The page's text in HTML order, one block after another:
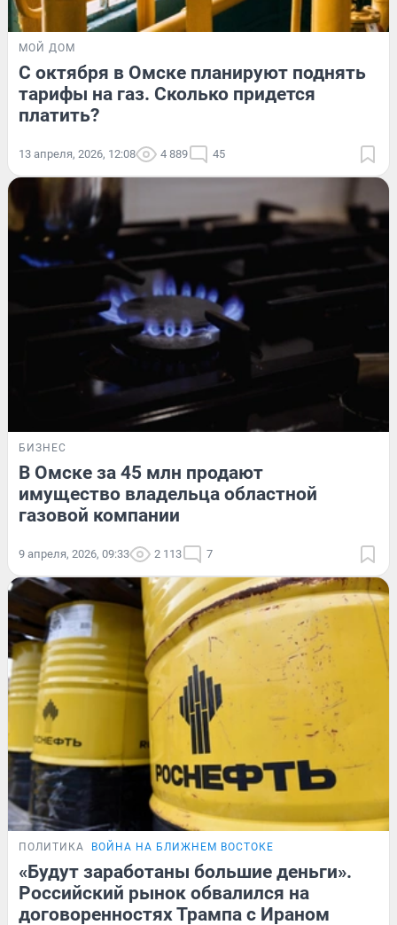
МОЙ ДОМ
С октября в Омске планируют поднять
тарифы на газ. Сколько придется
платить?
13 апреля, 2026, 12:08 4 889 45
БИЗНЕС
В Омске за 45 млн продают
имущество владельца областной
газовой компании
9 апреля, 2026, 09:33 2 113 7
ПОЛИТИКА ВОЙНА НА БЛИЖНЕМ ВОСТОКЕ
«Будут заработаны большие деньги».
Российский рынок обвалился на
договоренностях Трампа с Ираном